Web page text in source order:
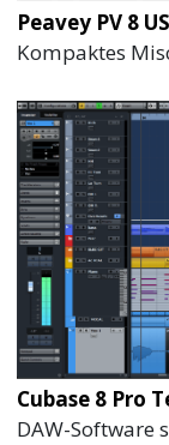
Peavey PV 8
Kompaktes
Cubase 8 Pro
DAW-Software